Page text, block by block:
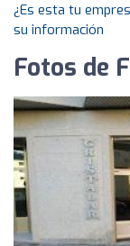
¿Es esta tu
su información
Fotos de